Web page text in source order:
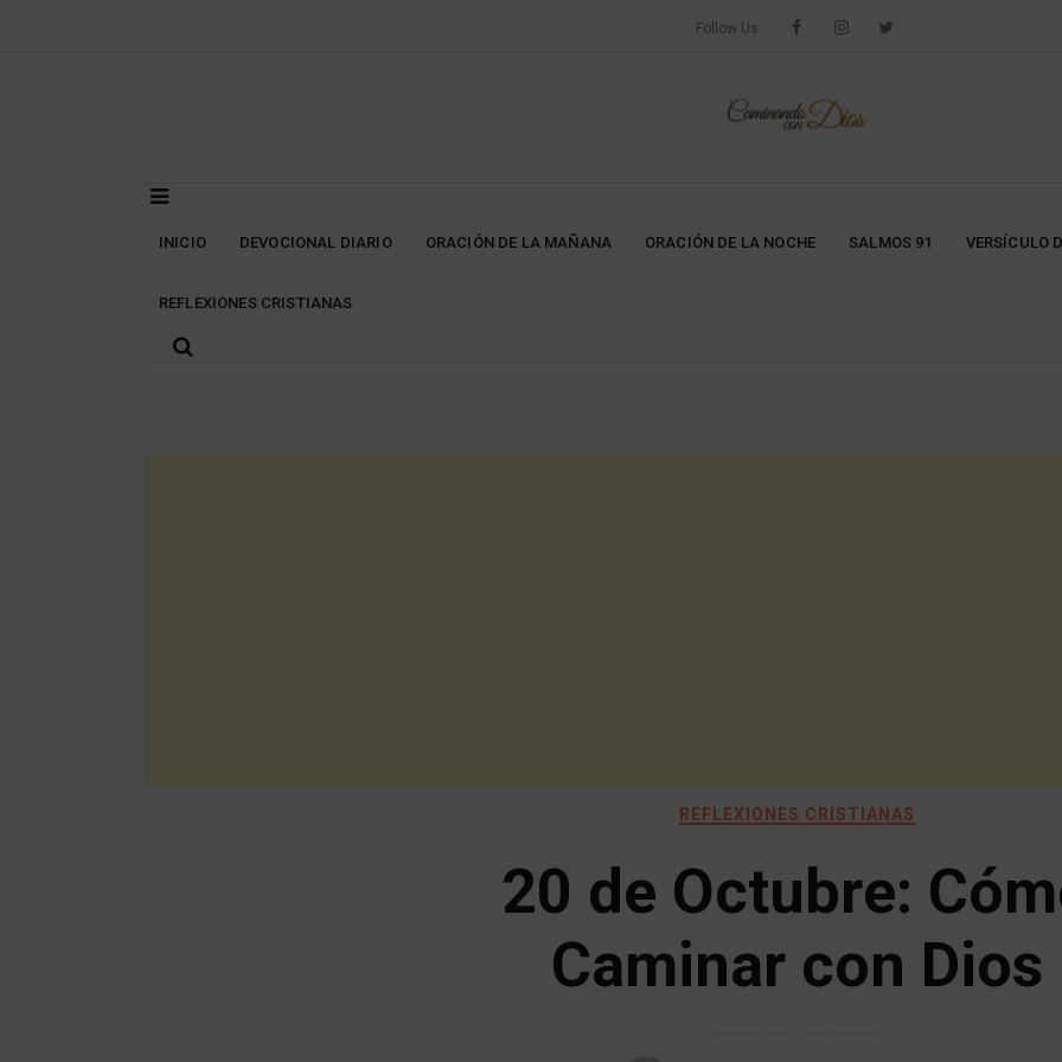
Follow Us
INICIO DEVOCIONAL DIARIO ORACIÓN DE LA MAÑANA ORACIÓN DE LA NOCHE SALMOS 91 VERSÍCULO
REFLEXIONES CRISTIANAS
REFLEXIONES CRISTIANAS
20 de Octubre:
Caminar con Dios